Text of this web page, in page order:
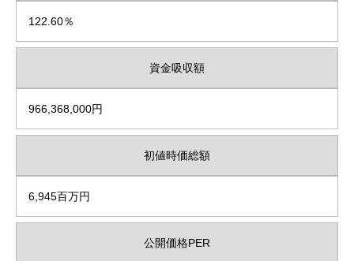
122.60％
資金吸収額
966,368,000円
初値時価総額
6,945百万円
公開価格PER